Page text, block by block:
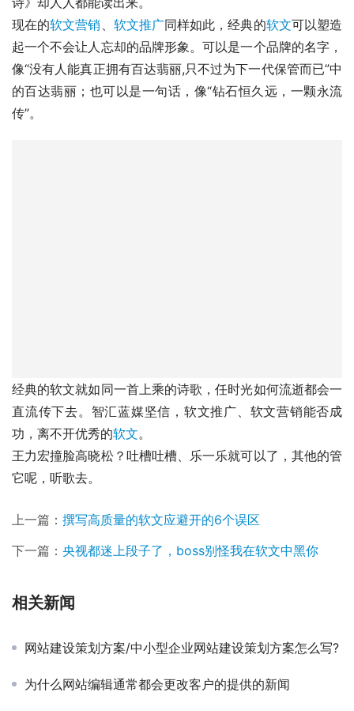
现在的软文营销 软文推广同样如此，经典的软文可以塑造
起一个不会让人忘却的品牌形象。可以是一个品牌的名字，
像“没有人能真正拥有百达翡丽,只不过为下一代保管而已”中
的百达翡丽；也可以是一句话，像“钻石恒久远，一颗永流
传”。
经典的软文就如同一首上乘的诗歌，任时光如何流逝都会一
直流传下去。智汇蓝媒坚信，软文推广、软文营销能否成
功，离不开优秀的软文。
王力宏撞脸高晓松？吐槽吐槽、乐一乐就可以了，其他的管
它呢，听歌去。
上一篇： 撰写高质量的软文应避开的6个误区
下一篇： 央视都迷上段子了，boss别怪我在软文中黑你
相关新闻
网站建设策划方案/中小型企业网站建设策划方案怎么写?
为什么网站编辑通常都会更改客户的提供的新闻